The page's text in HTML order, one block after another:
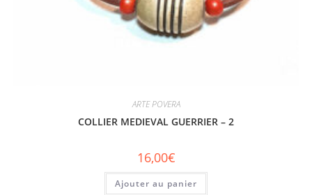
ARTE POVERA
COLLIER MEDIEVAL GUERRIER – 2
16,00€
Ajouter au panier